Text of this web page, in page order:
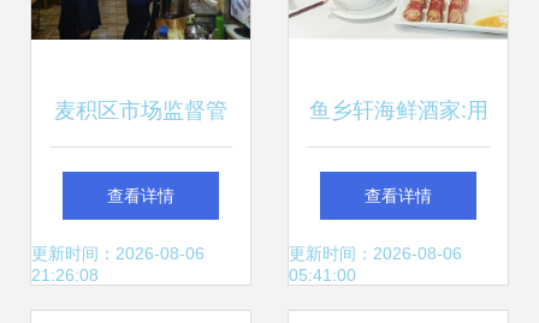
麦积区市场监督管
理局扎实开展疫情
防控期间餐饮服务
查看详情
更新时间：2026-08-06
21:26:08
鱼乡轩海鲜酒家:用
产品和服务打动餐
饮美食消费者
查看详情
更新时间：2026-08-06
05:41:00